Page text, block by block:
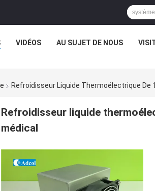
VIDÉOS AU SUJET DE NOUS
Refroidisseur Liquide Thermoélectrique De
Refroidisseur liquide
médical